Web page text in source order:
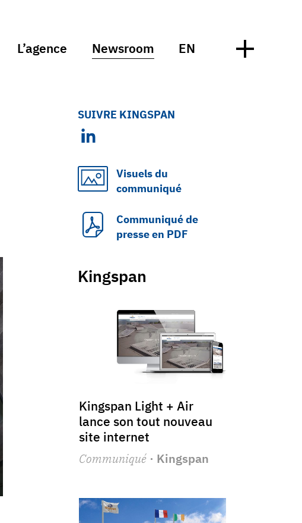
L’agence Newsroom EN
SUIVRE KINGSPAN
Visuels du
communiqué
Communiqué de
presse en PDF
Kingspan
Kingspan Light + Air
lance son tout nouveau
site internet
Communiqué· Kingspan